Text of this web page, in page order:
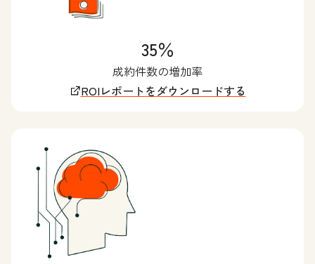
35％
成約件数の増加率
ROIレポートをダウンロードする